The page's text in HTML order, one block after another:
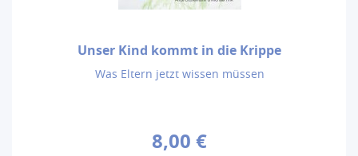
Unser Kind kommt in die Krippe
Was Eltern jetzt wissen müssen
8,00 €